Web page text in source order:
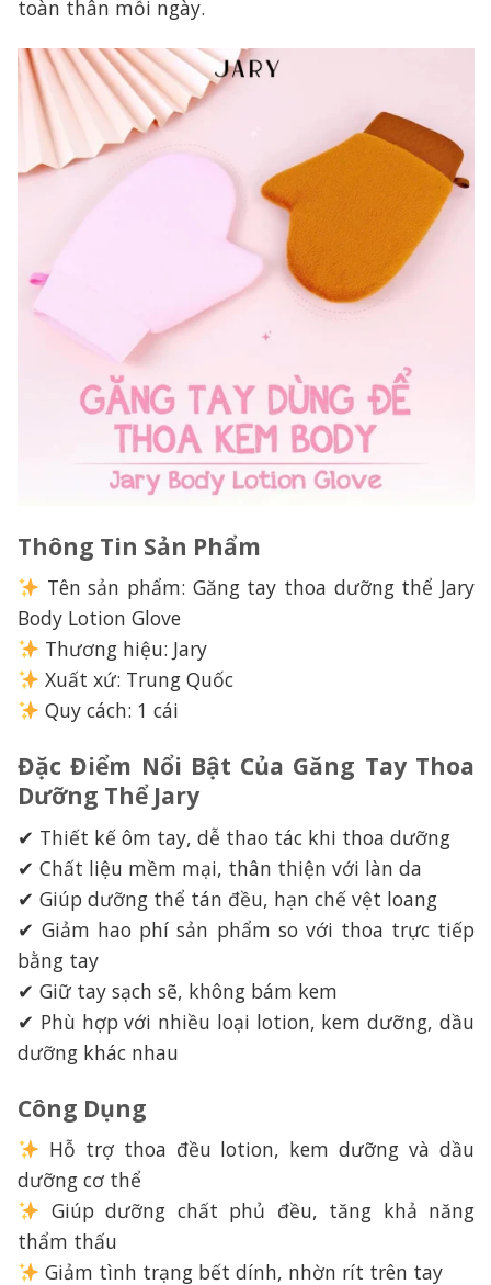
toàn thân mỗi ngày.
Thông Tin Sản Phẩm
Tên sản phẩm: Găng tay thoa dưỡng thể Jary
Body Lotion Glove
Thương hiệu: Jary
Xuất xứ: Trung Quốc
Quy cách: 1 cái
Đặc Điểm Nổi Bật Của Găng Tay Thoa
Dưỡng Thể Jary
✔ Thiết kế ôm tay, dễ thao tác khi thoa dưỡng
✔ Chất liệu mềm mại, thân thiện với làn da
✔ Giúp dưỡng thể tán đều, hạn chế vệt loang
✔ Giảm hao phí sản phẩm so với thoa trực tiếp
bằng tay
✔ Giữ tay sạch sẽ, không bám kem
✔ Phù hợp với nhiều loại lotion, kem dưỡng, dầu
dưỡng khác nhau
Công Dụng
Hỗ trợ thoa đều lotion, kem dưỡng và dầu
dưỡng cơ thể
Giúp dưỡng chất phủ đều, tăng khả năng
thẩm thấu
Giảm tình trạng bết dính, nhờn rít trên tay